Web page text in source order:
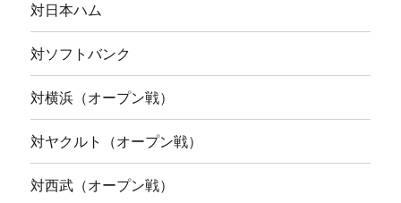
対日本ハム
対ソフトバンク
対横浜（オープン戦）
対ヤクルト（オープン戦）
対西武（オープン戦）